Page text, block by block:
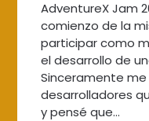
AdventureX Jam
comienzo de la
participar como
el desarrollo de
Sinceramente
desarrolladores
y pensé que…